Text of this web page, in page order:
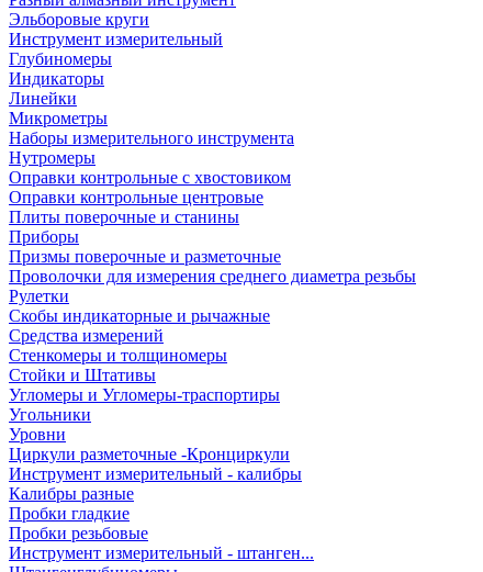
Эльборовые круги
Инструмент измерительный
Глубиномеры
Индикаторы
Линейки
Микрометры
Наборы измерительного инструмента
Нутромеры
Оправки контрольные с хвостовиком
Оправки контрольные центровые
Плиты поверочные и станины
Приборы
Призмы поверочные и разметочные
Проволочки для измерения среднего диаметра резьбы
Рулетки
Скобы индикаторные и рычажные
Средства измерений
Стенкомеры и толщиномеры
Стойки и Штативы
Угломеры и Угломеры-траспортиры
Угольники
Уровни
Циркули разметочные -Кронциркули
Инструмент измерительный - калибры
Калибры разные
Пробки гладкие
Пробки резьбовые
Инструмент измерительный - штанген...